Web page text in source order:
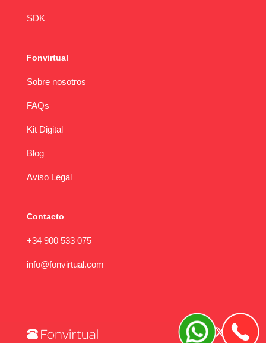
SDK
Fonvirtual
Sobre nosotros
FAQs
Kit Digital
Blog
Aviso Legal
Contacto
+34 900 533 075
info@fonvirtual.com